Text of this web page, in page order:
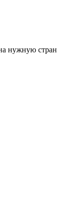
нужную